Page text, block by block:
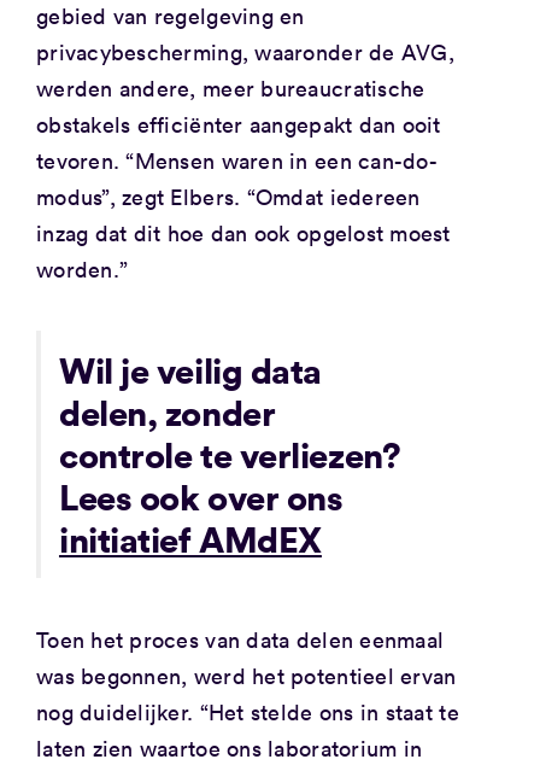
gebied van regelgeving en
privacybescherming, waaronder de AVG,
werden andere, meer bureaucratische
obstakels efficiënter aangepakt dan ooit
tevoren. “Mensen waren in een can-do-
modus”, zegt Elbers. “Omdat iedereen
inzag dat dit hoe dan ook opgelost moest
worden.”
Wil je veilig data
delen, zonder
controle te verliezen?
Lees ook over ons
initiatief AMdEX
Toen het proces van data delen eenmaal
was begonnen, werd het potentieel ervan
nog duidelijker. “Het stelde ons in staat te
laten zien waartoe ons laboratorium in